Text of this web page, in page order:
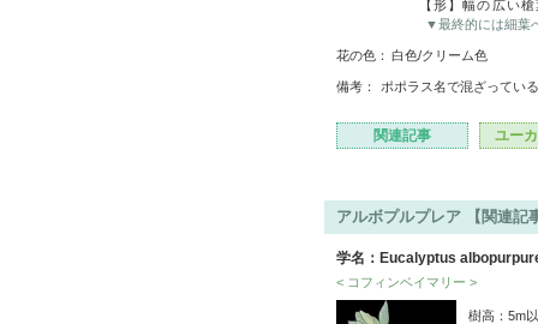
【形】幅の広い
▼最終的には細葉
花の色： 白色/クリーム色
備考： ポポラス名で混ざってい
関連記事 ユー
アルボプルプレア 【関連記
学名：Eucalyptus
< コフィンベイマリー >
樹高：